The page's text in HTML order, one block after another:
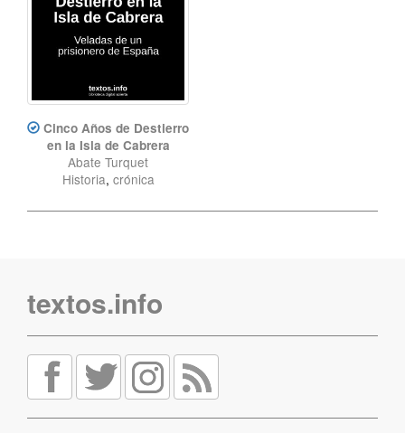
Cinco Años de Destierro
en la Isla de Cabrera
Abate Turquet
Historia, crónica
textos.info